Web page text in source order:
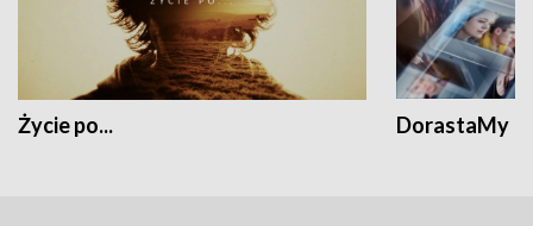
Życie po... DorastaMy